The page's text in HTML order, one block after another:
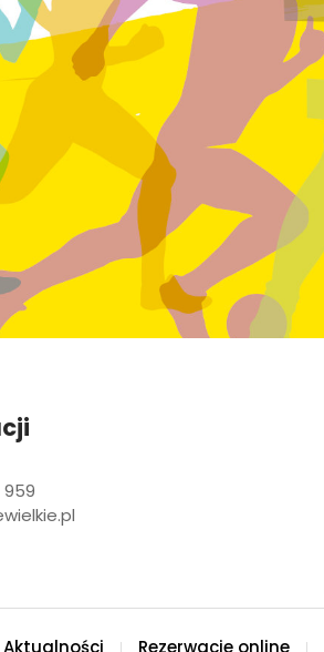
959
Aktualności Rezerwacje online